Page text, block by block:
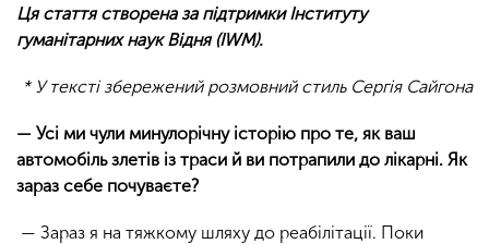
Ця стаття створена за підтримки Інституту
гуманітарних наук Відня (IWM).
* У тексті збережений розмовний стиль Сергія Сайгона
— Усі ми чули минулорічну історію про те, як ваш
автомобіль злетів із траси й ви потрапили до лікарні. Як
зараз себе почуваєте?
— Зараз я на тяжкому шляху до реабілітації. Поки